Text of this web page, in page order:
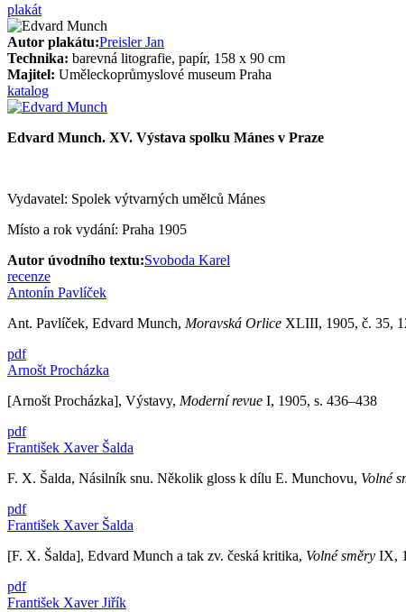
plakát
Autor plakátu:Preisler Jan
Technika: barevná litografie, papír, 158 x 90 cm
Majitel: Uměleckoprůmyslové museum Praha
katalog
Edvard Munch. XV. Výstava spolku Mánes v Praze
Vydavatel: Spolek výtvarných umělců Mánes
Místo a rok vydání: Praha 1905
Autor úvodního textu:Svoboda Karel
recenze
Antonín Pavlíček
Ant. Pavlíček, Edvard Munch, Moravská Orlice XLIII, 1905, č. 35,
pdf
Arnošt Procházka
[Arnošt Procházka], Výstavy, Moderní revue I, 1905, s. 436–438
pdf
František Xaver Šalda
F. X. Šalda, Násilník snu. Několik gloss k dílu E. Munchovu, Volné
pdf
František Xaver Šalda
[F. X. Šalda], Edvard Munch a tak zv. česká kritika, Volné směry IX,
pdf
František Xaver Jiřík